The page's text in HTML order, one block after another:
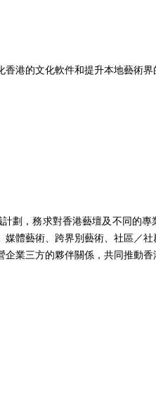
香港的文化軟件和提升本地藝術
劃，務求對香港藝壇及不同的
體藝術、跨界別藝術、社區／
業三方的夥伴關係，共同推動香